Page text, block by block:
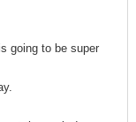
going to be super